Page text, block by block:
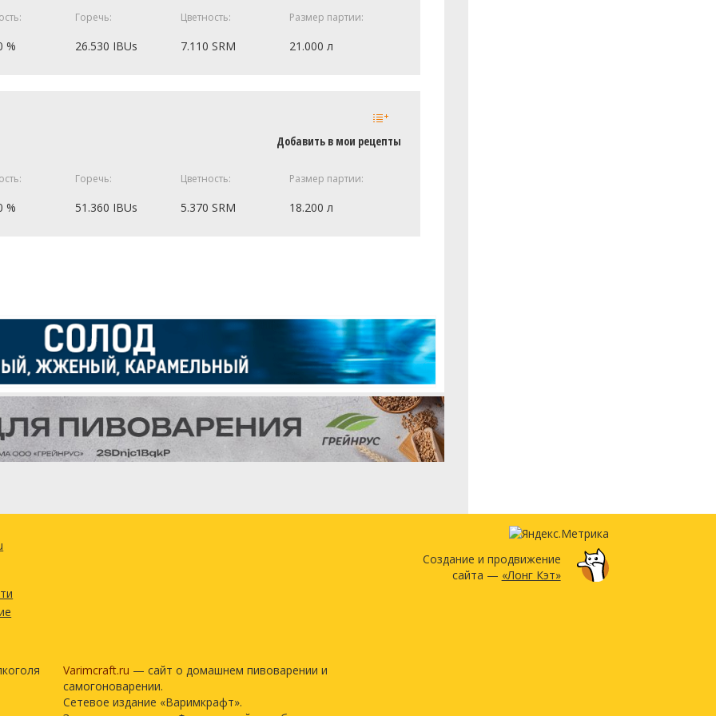
Горечь: Цветность: Размер партии:
% 26.530 IBUs 7.110 SRM 21.000 л
полностью
Добавить в мои рецепты
Горечь: Цветность: Размер партии:
% 51.360 IBUs 5.370 SRM 18.200 л
0.23 кг
0.23 кг
0.23 кг
85.06 г
35.44 г
полностью
Varimcraft.ru — сайт о домашнем пивоварении и
самогоноварении.
Сетевое издание «Варимкрафт».
Создание и продвижение
сайта — «Лонг Кэт»